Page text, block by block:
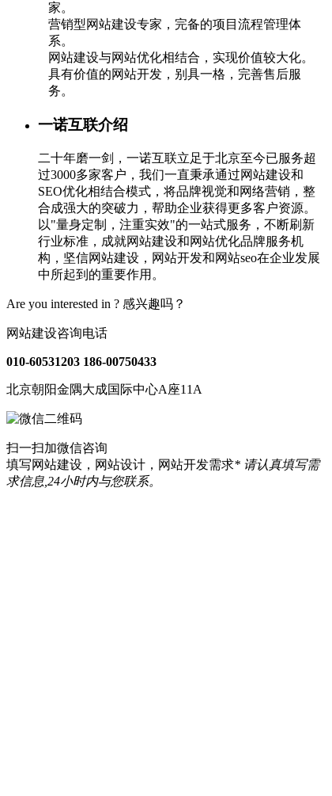
家。
营销型网站建设专家，完备的项目流程管理体
系。
网站建设与网站优化相结合，实现价值较大化。
具有价值的网站开发，别具一格，完善售后服
务。
一诺互联介绍
二十年磨一剑，一诺互联立足于北京至今已服务超
过3000多家客户，我们一直秉承通过网站建设和
SEO优化相结合模式，将品牌视觉和网络营销，整
合成强大的突破力，帮助企业获得更多客户资源。
以"量身定制，注重实效"的一站式服务，不断刷新
行业标准，成就网站建设和网站优化品牌服务机
构，坚信网站建设，网站开发和网站seo在企业发展
中所起到的重要作用。
Are you interested in ? 感兴趣吗？
网站建设咨询电话
010-60531203 186-00750433
北京朝阳金隅大成国际中心A座11A
扫一扫加微信咨询
填写网站建设，网站设计，网站开发需求* 请认真填写需
求信息,24小时内与您联系。